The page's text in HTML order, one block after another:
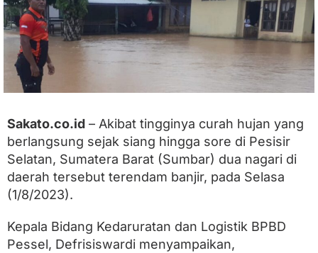
D
B
a
n
j
i
e
k
Sakato.co.id – Akibat tingginya curah hujan yang
berlangsung sejak siang hingga sore di Pesisir
Selatan, Sumatera Barat (Sumbar) dua nagari di
daerah tersebut terendam banjir, pada Selasa
(1/8/2023).
Kepala Bidang Kedaruratan dan Logistik BPBD
Pessel, Defrisiswardi menyampaikan,